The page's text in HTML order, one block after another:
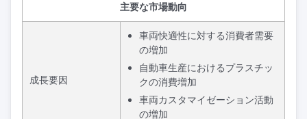
主要な市場動向
成長要因
車両快適性に対する消費者需要
の増加
自動車生産におけるプラスチッ
クの消費増加
車両カスタマイゼーション活動
の増加